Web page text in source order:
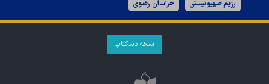
رژیم صهیونیستی خراسان رضوی
نسخه دسکتاپ